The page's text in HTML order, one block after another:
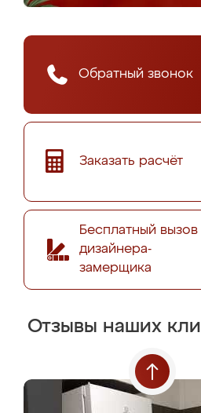
Обратный звонок
Заказать расчёт
Бесплатный вызов
дизайнера-
замерщика
Отзывы наших